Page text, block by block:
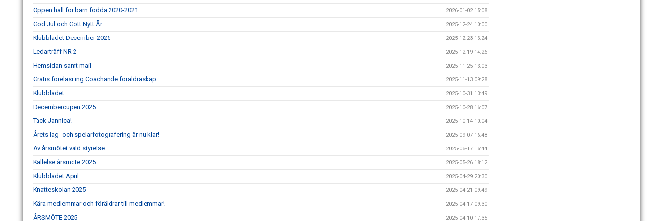
Öppen hall för barn födda 2020-2021 2026-01-02 15:08
God Jul och Gott Nytt År 2025-12-24 10:00
Klubbladet December 2025 2025-12-23 13:24
Ledarträff NR 2 2025-12-19 14:26
Hemsidan samt mail 2025-11-25 13:03
Gratis föreläsning Coachande föräldraskap 2025-11-13 09:28
Klubbladet 2025-10-31 13:49
Decembercupen 2025 2025-10-28 16:07
Tack Jannica! 2025-10-14 10:04
Årets lag- och spelarfotografering är nu klar! 2025-09-07 16:48
Av årsmötet vald styrelse 2025-06-17 16:44
Kallelse årsmöte 2025 2025-05-26 18:12
Klubbladet April 2025-04-29 20:30
Knatteskolan 2025 2025-04-21 09:49
Kära medlemmar och föräldrar till medlemmar! 2025-04-17 09:30
ÅRSMÖTE 2025 2025-04-10 17:35